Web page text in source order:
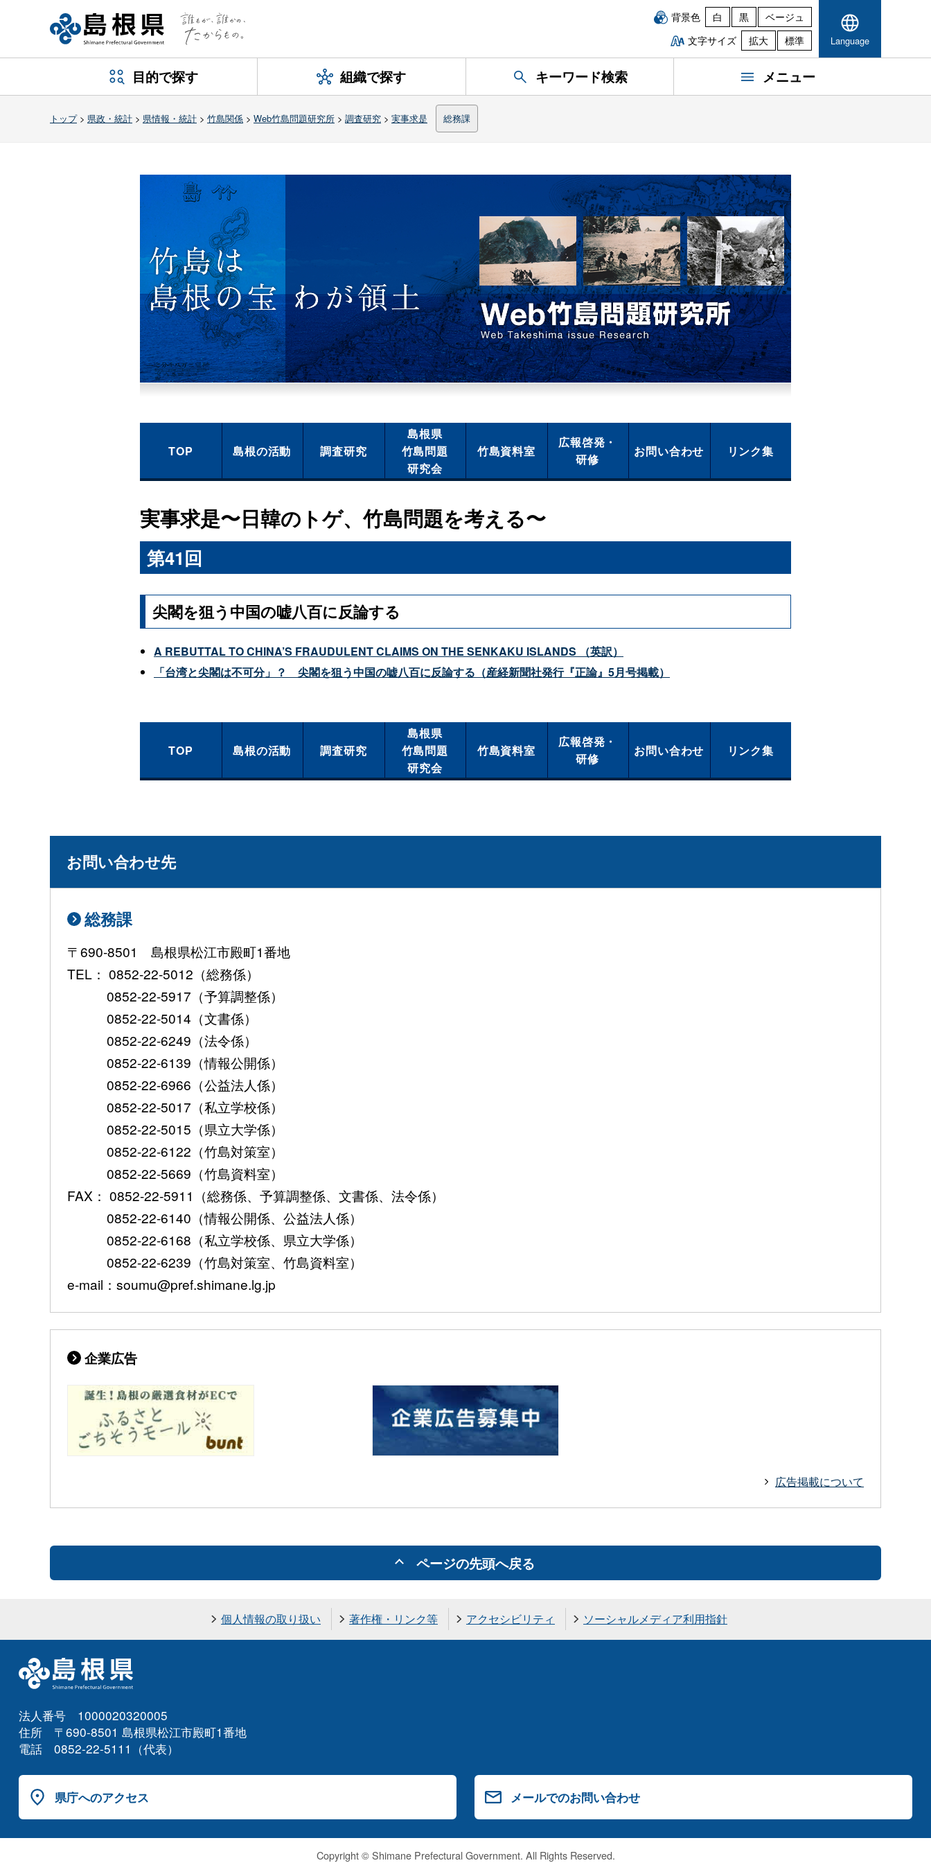
背景色 白 黒
ベージュ
文字サイズ
拡大 標準 Language
目的で探す 組織で探す キーワード検索 メニュー
トップ> 県政・統計 > 県情報・統計 > 竹島関係 > Web竹島問題研究所 > 調査研究 > 実事求是 総務課
TOP 島根の活動 調査研究
島根県
竹島問題
研究会
竹島資料室
広報啓発・
研修
お問い合わせ リンク集
実事求是〜日韓のトゲ、竹島問題を考える〜
第41回
尖閣を狙う中国の嘘八百に反論する
A REBUTTALTOCHINA’S FRAUDULENTCLAIMS ON THE SENKAKU ISLANDS
（英訳）
「台湾と尖閣は不可分」 ？ 尖閣を狙う中国の嘘八百に反論する（産経新聞社発行『正論』5月号掲載）
TOP 島根の活動 調査研究
島根県
竹島問題
研究会
竹島資料室
広報啓発・
研修
お問い合わせ リンク集
お問い合わせ先
総務課
〒690-8501 島根県松江市殿町1番地
TEL： 0852-22-5012（総務係）
0852-22-5917（予算調整係）
0852-22-5014（文書係）
0852-22-6249（法令係）
0852-22-6139（情報公開係）
0852-22-6966（公益法人係）
0852-22-5017（私立学校係）
0852-22-5015（県立大学係）
0852-22-6122（竹島対策室）
0852-22-5669（竹島資料室）
FAX： 0852-22-5911（総務係、予算調整係、文書係、法令係）
0852-22-6140（情報公開係、公益法人係）
0852-22-6168（私立学校係、県立大学係）
0852-22-6239（竹島対策室、竹島資料室）
e-mail：soumu@pref.shimane.lg.jp
企業広告
広告掲載について
ページの先頭へ戻る
個人情報の取り扱い 著作権・リンク等 アクセシビリティ ソーシャルメディア利用指針
法人番号 1000020320005
住所 〒690-8501 島根県松江市殿町1番地
電話 0852-22-5111（代表）
県庁へのアクセス メールでのお問い合わせ
Copyright © Shimane Prefectural Government. All Rights Reserved.